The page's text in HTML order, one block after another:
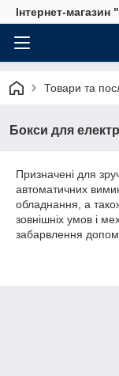
Інтернет-
Товари та
Бокси для
Призначені для
автоматичних
обладнання, а
зовнішніх умов і
забарвлення